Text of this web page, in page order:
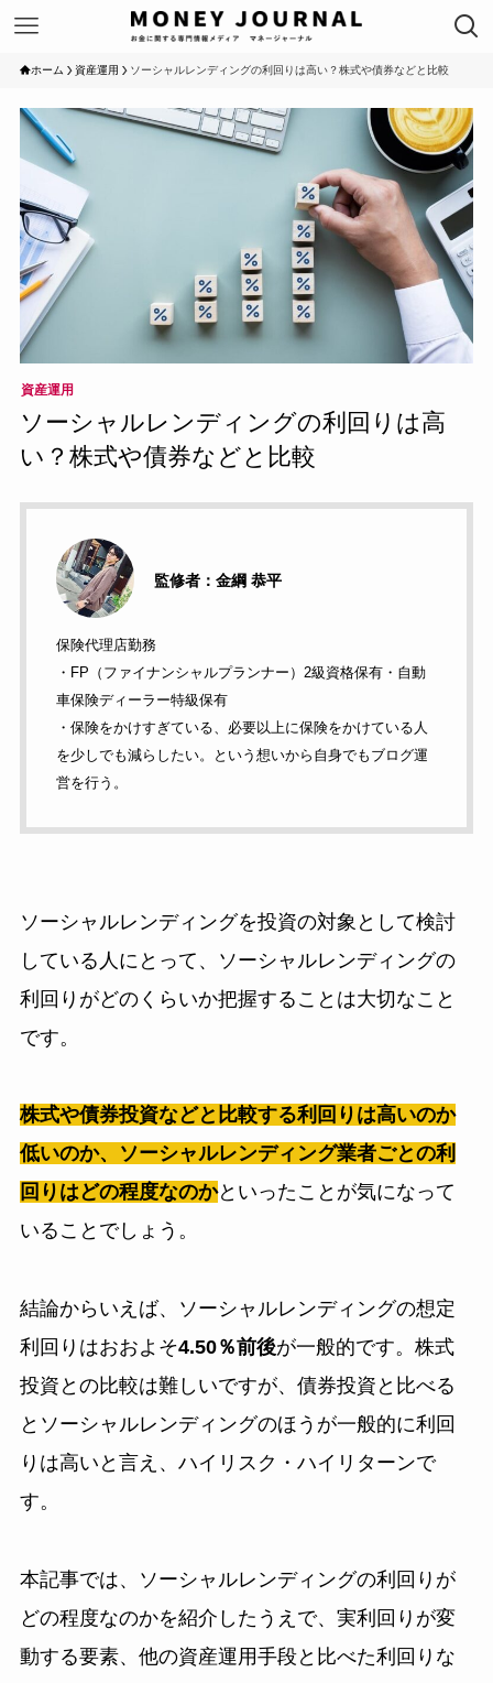
ホーム 資産運用 ソーシャルレンディングの利回りは高い？株式や債券などと比較
資産運用
ソーシャルレンディングの利回りは高
い？株式や債券などと比較
監修者：金綱 恭平
保険代理店勤務
・FP（ファイナンシャルプランナー）2級資格保有・自動
車保険ディーラー特級保有
・保険をかけすぎている、必要以上に保険をかけている人
を少しでも減らしたい。という想いから自身でもブログ運
営を行う。
ソーシャルレンディングを投資の対象として検討
している人にとって、ソーシャルレンディングの
利回りがどのくらいか把握することは大切なこと
です。
株式や債券投資などと比較する利回りは高いのか
低いのか、ソーシャルレンディング業者ごとの利
回りはどの程度なのかといったことが気になって
いることでしょう。
結論からいえば、ソーシャルレンディングの想定
利回りはおおよそ4.50％前後が一般的です。株式
投資との比較は難しいですが、債券投資と比べる
とソーシャルレンディングのほうが一般的に利回
りは高いと言え、ハイリスク・ハイリターンで
す。
本記事では、ソーシャルレンディングの利回りが
どの程度なのかを紹介したうえで、実利回りが変
動する要素、他の資産運用手段と比べた利回りな